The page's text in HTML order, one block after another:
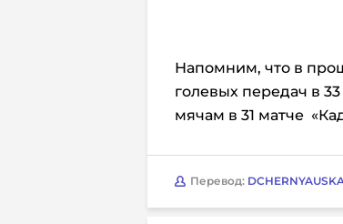
Напомним, что в
голевых передач в
мячам в 31 матче
Перевод: